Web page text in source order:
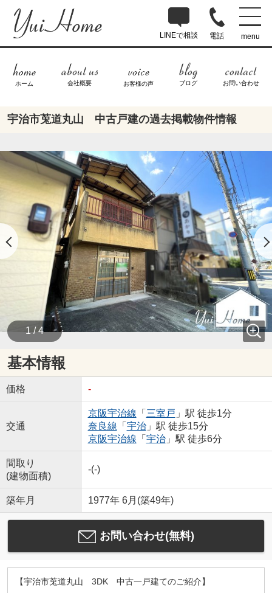
LINEで相談 電話 menu
ホーム 会社概要 お客様の声 ブログ お問い合わせ
宇治市莵道丸山 中古戸建の過去掲載物件情報
1 / 4
基本情報
価格 -
交通
京阪宇治線 「 三室戸 」駅 徒歩1分
奈良線 「 宇治」駅 徒歩15分
京阪宇治線 「 宇治」駅 徒歩6分
間取り
(建物面積)
-(-)
築年月 1977年 6月(築49年)
お問い合わせ(無料)
【宇治市莵道丸山 3DK 中古一戸建てのご紹介】